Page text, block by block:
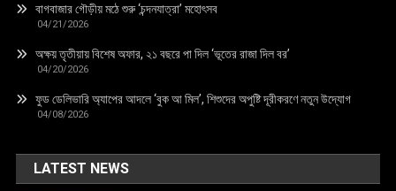
বাগবাজার গৌড়ীয় মঠে শুরু ‘চন্দনযাত্রা’ মহোৎসব
04/21/2026
অক্ষয় তৃতীয়ায় বিশেষ অফার, ২১ বছরে পা দিল ‘ভূতের রাজা দিল বর’
04/20/2026
ফুড ডেলিভারি অ্যাপের আদলে ‘বুক আ মিল’, শিশুদের অপুষ্টি দূরীকরণে নতুন উদ্যোগ
04/08/2026
LATEST NEWS